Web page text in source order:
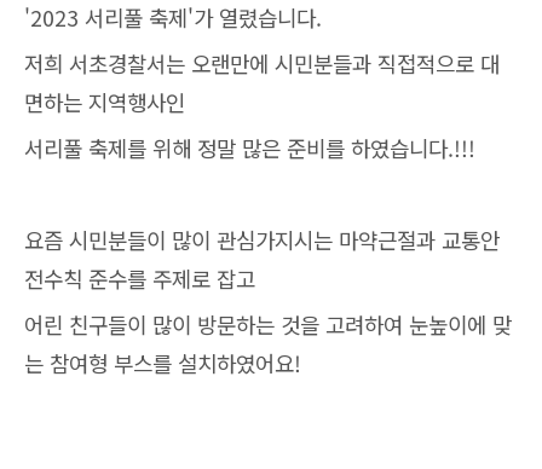
'2023 서리풀 축제'가 열렸습니다.
저희 서초경찰서는 오랜만에 시민분들과 직접적으로 대
면하는 지역행사인
서리풀 축제를 위해 정말 많은 준비를 하였습니다.!!!
요즘 시민분들이 많이 관심가지시는 마약근절과 교통안
전수칙 준수를 주제로 잡고
어린 친구들이 많이 방문하는 것을 고려하여 눈높이에 맞
는 참여형 부스를 설치하였어요!